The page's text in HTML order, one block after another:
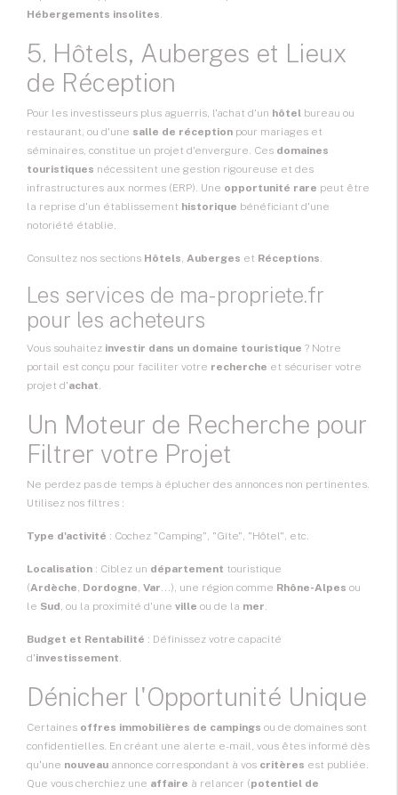
Hébergements insolites.
5. Hôtels, Auberges et Lieux
de Réception
Pour les investisseurs plus aguerris, l'achat d'un hôtel bureau ou
restaurant, ou d'une salle de réception pour mariages et
séminaires, constitue un projet d'envergure. Ces domaines
touristiques nécessitent une gestion rigoureuse et des
infrastructures aux normes (ERP). Une opportunité rare peut être
la reprise d'un établissement historique bénéficiant d'une
notoriété établie.
Consultez nos sections Hôtels, Auberges et Réceptions.
Les services de ma-propriete.fr
pour les acheteurs
Vous souhaitez investir dans un domaine touristique ? Notre
portail est conçu pour faciliter votre recherche et sécuriser votre
projet d'achat.
Un Moteur de Recherche pour
Filtrer votre Projet
Ne perdez pas de temps à éplucher des annonces non pertinentes.
Utilisez nos filtres :
Type d'activité : Cochez "Camping", "Gîte", "Hôtel", etc.
Localisation : Ciblez un département touristique
(Ardèche, Dordogne, Var...), une région comme Rhône-Alpes ou
le Sud, ou la proximité d'une ville ou de la mer.
Budget et Rentabilité : Définissez votre capacité
d'investissement.
Dénicher l'Opportunité Unique
Certaines offres immobilières de campings ou de domaines sont
confidentielles. En créant une alerte e-mail, vous êtes informé dès
qu'une nouveau annonce correspondant à vos critères est publiée.
Que vous cherchiez une affaire à relancer (potentiel de